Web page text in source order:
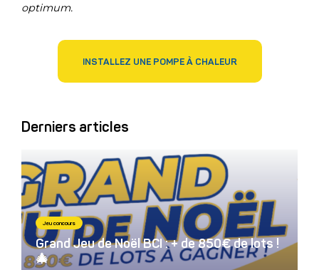
optimum.
INSTALLEZ UNE POMPE À CHALEUR
Derniers articles
Jeu concours
Grand Jeu de Noël BCI : + de 850€ de lots !
🎄